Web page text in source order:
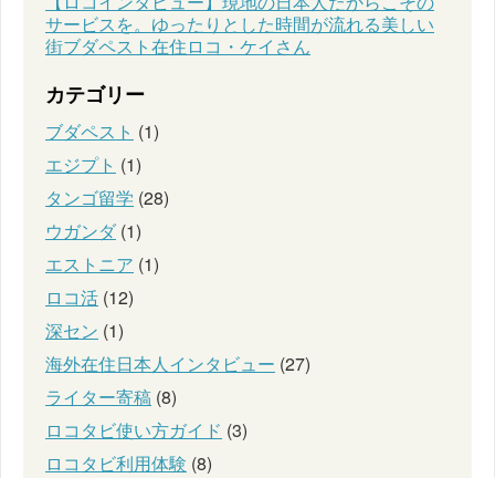
サービスを。ゆったりとした時間が流れる美しい
街ブダペスト在住ロコ・ケイさん
カテゴリー
ブダペスト (1)
エジプト (1)
タンゴ留学 (28)
ウガンダ(1)
エストニア (1)
ロコ活 (12)
深セン (1)
海外在住日本人インタビュー (27)
ライター寄稿 (8)
ロコタビ使い方ガイド (3)
ロコタビ利用体験 (8)